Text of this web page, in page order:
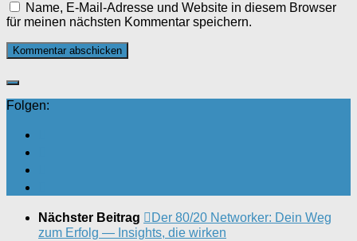
Name, E-Mail-Adresse und Website in diesem Browser
für meinen nächsten Kommentar speichern.
Folgen:
Nächster Beitrag
Der 80/20 Networker: Dein Weg
zum Erfolg — Insights, die wirken